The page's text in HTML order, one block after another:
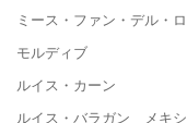
ミース・ファン・デル
モルディブ
ルイス・カーン
ルイス・バラガン メキ